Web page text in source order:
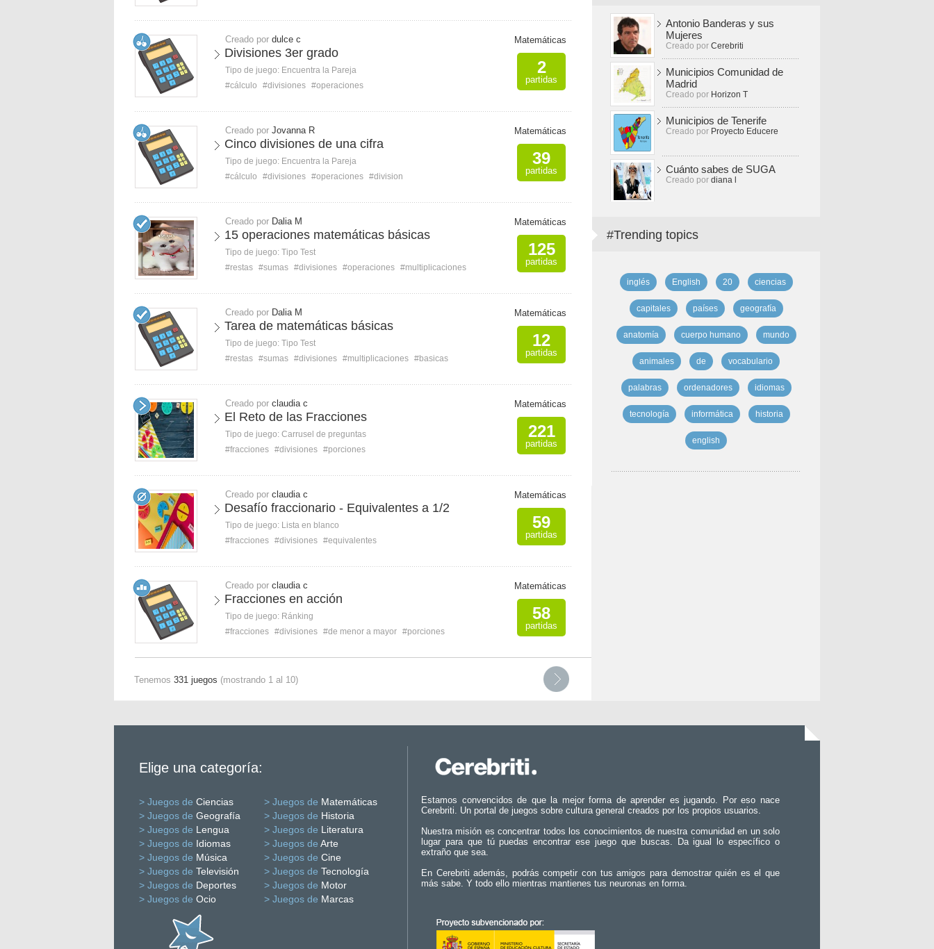
Creado por dulce c
Divisiones 3er grado
Tipo de juego: Encuentra la Pareja
#cálculo
#divisiones #operaciones
Matemáticas
2
partidas
Creado por Jovanna R
Cinco divisiones de una cifra
Tipo de juego: Encuentra la Pareja
#cálculo
#divisiones #operaciones #division
Matemáticas
39
partidas
Creado por Dalia M
15 operaciones matemáticas básicas
Tipo de juego: Tipo Test
#restas #sumas #divisiones #operaciones #multiplicaciones
Matemáticas
125
partidas
Creado por Dalia M
Tarea de matemáticas básicas
Tipo de juego: Tipo Test
#restas #sumas #divisiones #multiplicaciones #basicas
Matemáticas
12
partidas
Creado por claudia c
El Reto de las Fracciones
Tipo de juego: Carrusel de preguntas
#fracciones #divisiones #porciones
Matemáticas
221
partidas
Creado por claudia c
Desafío fraccionario - Equivalentes a 1/2
Tipo de juego: Lista en blanco
#fracciones #divisiones #equivalentes
Matemáticas
59
partidas
Creado por claudia c
Fracciones en acción
Tipo de juego: Ránking
#fracciones #divisiones #de menor a mayor #porciones
Matemáticas
58
partidas
Tenemos 331 juegos (mostrando 1 al 10)
Antonio Banderas y sus
Mujeres
Creado por Cerebriti
Municipios Comunidad de
Madrid
Creado por Horizon T
Municipios de Tenerife
Creado por Proyecto Educere
Cuánto sabes de SUGA
Creado por diana l
#Trending topics
inglés English 20 ciencias
capitales países geografía
anatomía cuerpo humano mundo
animales de vocabulario
palabras ordenadores idiomas
tecnología informática historia
english
Elige una categoría:
> Juegos de Ciencias > Juegos de Matemáticas
> Juegos de Geografía > Juegos de Historia
> Juegos de Lengua > Juegos de Literatura
> Juegos de Idiomas > Juegos de Arte
> Juegos de Música > Juegos de Cine
> Juegos de Televisión > Juegos de Tecnología
> Juegos de Deportes > Juegos de Motor
> Juegos de Ocio > Juegos de Marcas
Estamos convencidos de que la mejor forma de aprender es jugando. Por eso nace
Cerebriti. Un portal de juegos sobre cultura general creados por los propios usuarios.
Nuestra misión es concentrar todos los conocimientos de nuestra comunidad en un solo
lugar para que tú puedas encontrar ese juego que buscas. Da igual lo específico o
extraño que sea.
En Cerebriti además, podrás competir con tus amigos para demostrar quién es el que
más sabe. Y todo ello mientras mantienes tus neuronas en forma.